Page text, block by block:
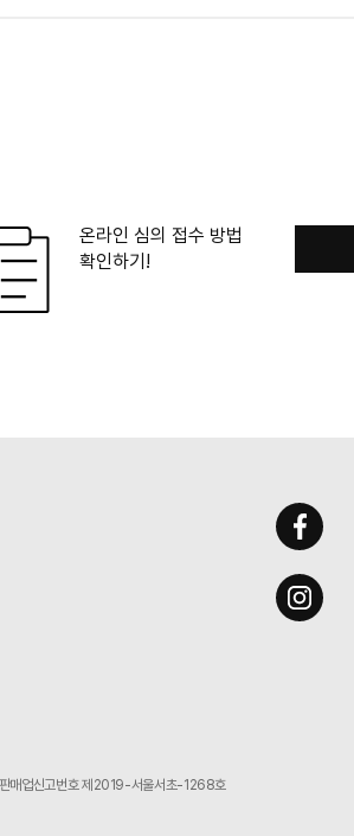
온라인 심의 접수 방법
확인하기!
매업신고번호 제2019-서울서초-1268호